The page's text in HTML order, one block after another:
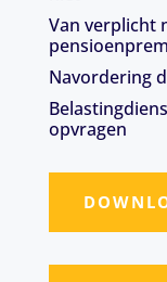
Van verplicht
Navordering
opvragen